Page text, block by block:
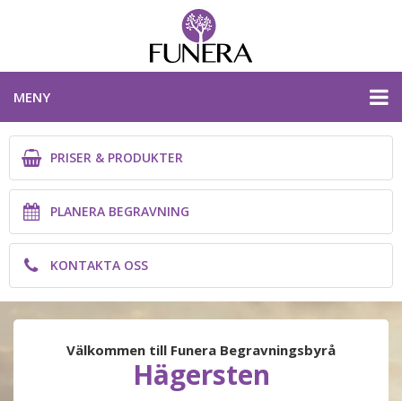
MENY
PRISER & PRODUKTER
PLANERA BEGRAVNING
KONTAKTA OSS
PLANERA BEGRAVNING
PRISER & PRODUKTER
PLANERA BEGRAVNING
KONTAKTA OSS
Välkommen till Funera Begravningsbyrå
Hägersten